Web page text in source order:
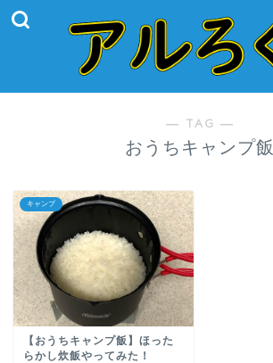
― TAG ―
おうちキャンプ飯
キャンプ
【おうちキャンプ飯】ほった
らかし炊飯やってみた！